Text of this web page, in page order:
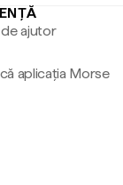
ajutor
aplicația Morse